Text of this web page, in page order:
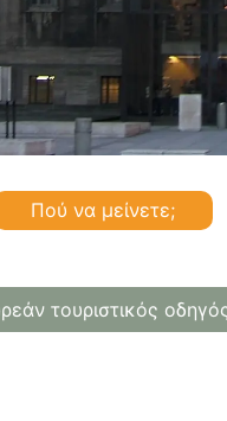
Πού να μείνετε;
τουριστικός